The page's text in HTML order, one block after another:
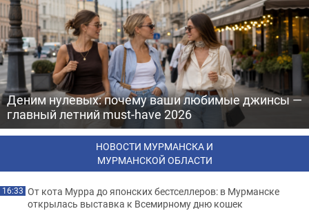
Деним нулевых: почему ваши любимые джинсы —
главный летний must-have 2026
НОВОСТИ МУРМАНСКА И
МУРМАНСКОЙ ОБЛАСТИ
16:33 От кота Мурра до японских бестселлеров: в Мурманске
открылась выставка к Всемирному дню кошек